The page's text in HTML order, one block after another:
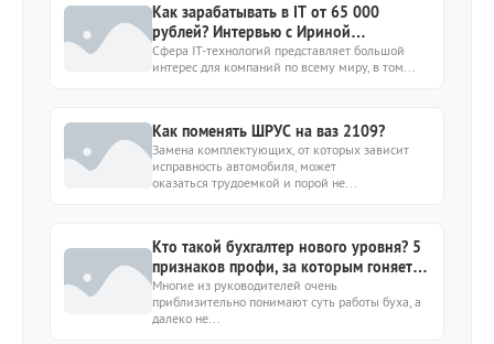
Как зарабатывать в IT от 65 000
рублей? Интервью с Ириной
Черногорцевой
Сфера IT-технологий представляет большой
интерес для компаний по всему миру, в том...
Как поменять ШРУС на ваз 2109?
Замена комплектующих, от которых зависит
исправность автомобиля, может
оказаться трудоемкой и порой не...
Кто такой бухгалтер нового уровня? 5
признаков профи, за которым гоняется
бизнес
Многие из руководителей очень
приблизительно понимают суть работы буха, а
далеко не...